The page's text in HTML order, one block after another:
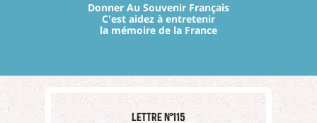
Donner Au Souvenir Français
C'est aidez à entretenir
la mémoire de la France
Lettre n°115